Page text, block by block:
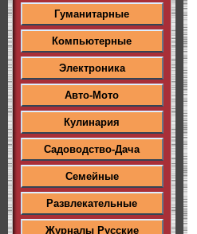
Гуманитарные
Компьютерные
Электроника
Авто-Мото
Кулинария
Садоводство-Дача
Семейные
Развлекательные
Журналы Русские